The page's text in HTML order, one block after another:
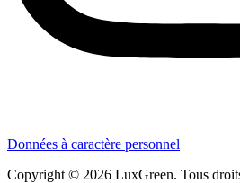
Données à caractère personnel
Copyright © 2026 LuxGreen. Tous